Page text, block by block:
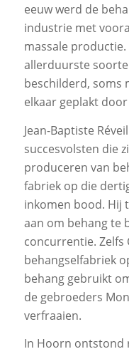
eeuw werd de
industrie met
massale
allerduurste
beschilderd, soms
elkaar geplakt
Jean-Baptiste
succesvolsten die
produceren van
fabriek op die
inkomen bood. Hij
aan om behang te
concurrentie. Zelfs
behangselfabriek
behang gebruikt
de gebroeders
verfraaien.
In Hoorn ontstond